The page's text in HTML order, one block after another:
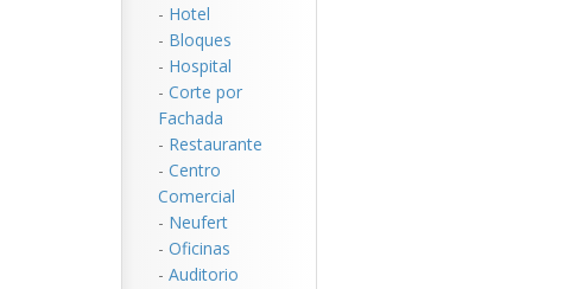
- Hotel
- Bloques
- Hospital
- Corte por
Fachada
- Restaurante
- Centro
Comercial
- Neufert
- Oficinas
- Auditorio